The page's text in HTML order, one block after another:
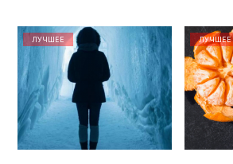
ЛУЧШЕЕ ЛУЧШЕЕ